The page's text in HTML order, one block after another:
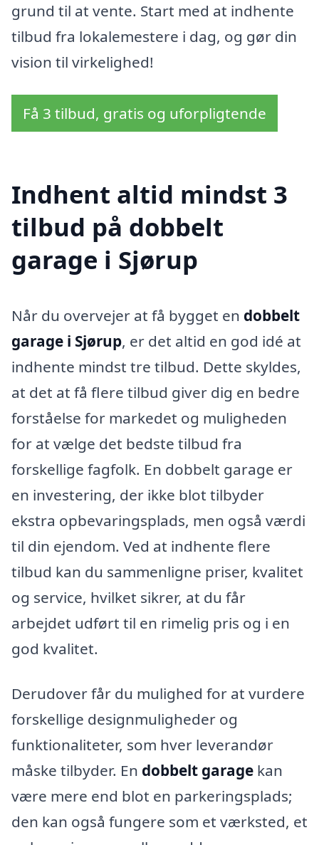
grund til at vente. Start med at indhente
tilbud fra lokalemestere i dag, og gør din
vision til virkelighed!
Få 3 tilbud, gratis og uforpligtende
Indhent altid mindst 3
tilbud på dobbelt
garage i Sjørup
Når du overvejer at få bygget en dobbelt
garage i Sjørup, er det altid en god idé at
indhente mindst tre tilbud. Dette skyldes,
at det at få flere tilbud giver dig en bedre
forståelse for markedet og muligheden
for at vælge det bedste tilbud fra
forskellige fagfolk. En dobbelt garage er
en investering, der ikke blot tilbyder
ekstra opbevaringsplads, men også værdi
til din ejendom. Ved at indhente flere
tilbud kan du sammenligne priser, kvalitet
og service, hvilket sikrer, at du får
arbejdet udført til en rimelig pris og i en
god kvalitet.
Derudover får du mulighed for at vurdere
forskellige designmuligheder og
funktionaliteter, som hver leverandør
måske tilbyder. En dobbelt garage kan
være mere end blot en parkeringsplads;
den kan også fungere som et værksted, et